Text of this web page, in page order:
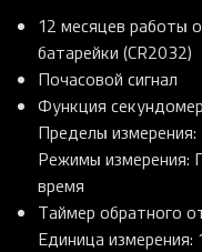
12 месяцев работы
батарейки (CR2032)
Почасовой сигнал
Функция
Пределы
Режимы измерения:
время
Таймер обратного
Единица измерения: